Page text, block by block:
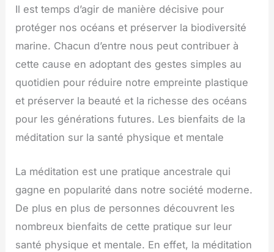
Il est temps d’agir de manière décisive pour
protéger nos océans et préserver la biodiversité
marine. Chacun d’entre nous peut contribuer à
cette cause en adoptant des gestes simples au
quotidien pour réduire notre empreinte plastique
et préserver la beauté et la richesse des océans
pour les générations futures. Les bienfaits de la
méditation sur la santé physique et mentale
La méditation est une pratique ancestrale qui
gagne en popularité dans notre société moderne.
De plus en plus de personnes découvrent les
nombreux bienfaits de cette pratique sur leur
santé physique et mentale. En effet, la méditation